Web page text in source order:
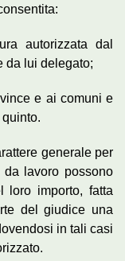
autorizzata dal
da lui delegato;
e ai comuni e
generale per
lavoro possono
loro importo, fatta
del giudice una
in tali casi